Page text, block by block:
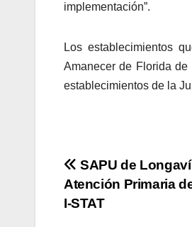
implementación”.
Los establecimientos
Amanecer de Florida
establecimientos de la
Navegación
de
SAPU de
Atención Primaria
I-STAT